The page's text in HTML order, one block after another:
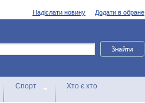
Додати в обране
Надіслати новину
Спорт Хто є хто